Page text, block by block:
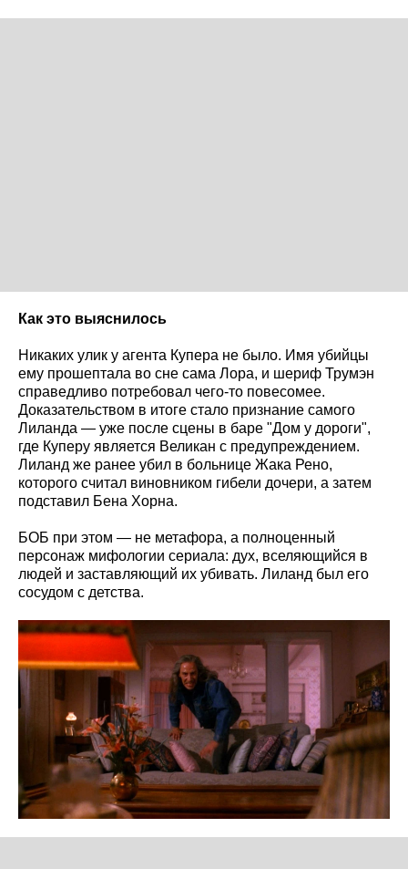
Как это выяснилось
Никаких улик у агента Купера не было. Имя убийцы
ему прошептала во сне сама Лора, и шериф Трумэн
справедливо потребовал чего-то повесомее.
Доказательством в итоге стало признание самого
Лиланда — уже после сцены в баре "Дом у дороги",
где Куперу является Великан с предупреждением.
Лиланд же ранее убил в больнице Жака Рено,
которого считал виновником гибели дочери, а затем
подставил Бена Хорна.
БОБ при этом — не метафора, а полноценный
персонаж мифологии сериала: дух, вселяющийся в
людей и заставляющий их убивать. Лиланд был его
сосудом с детства.